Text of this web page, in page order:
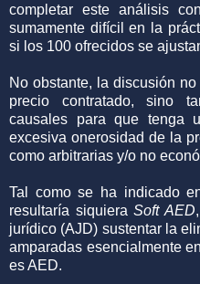
completar este análisis
sumamente difícil en la
si los 100 ofrecidos se
No obstante, la discusión
precio contratado, sino
causales para que tenga
excesiva onerosidad de la
como arbitrarias y/o no
Tal como se ha indicado
resultaría siquieraSoft AED
jurídico (AJD) sustentar la
amparadas esencialmente
es AED.